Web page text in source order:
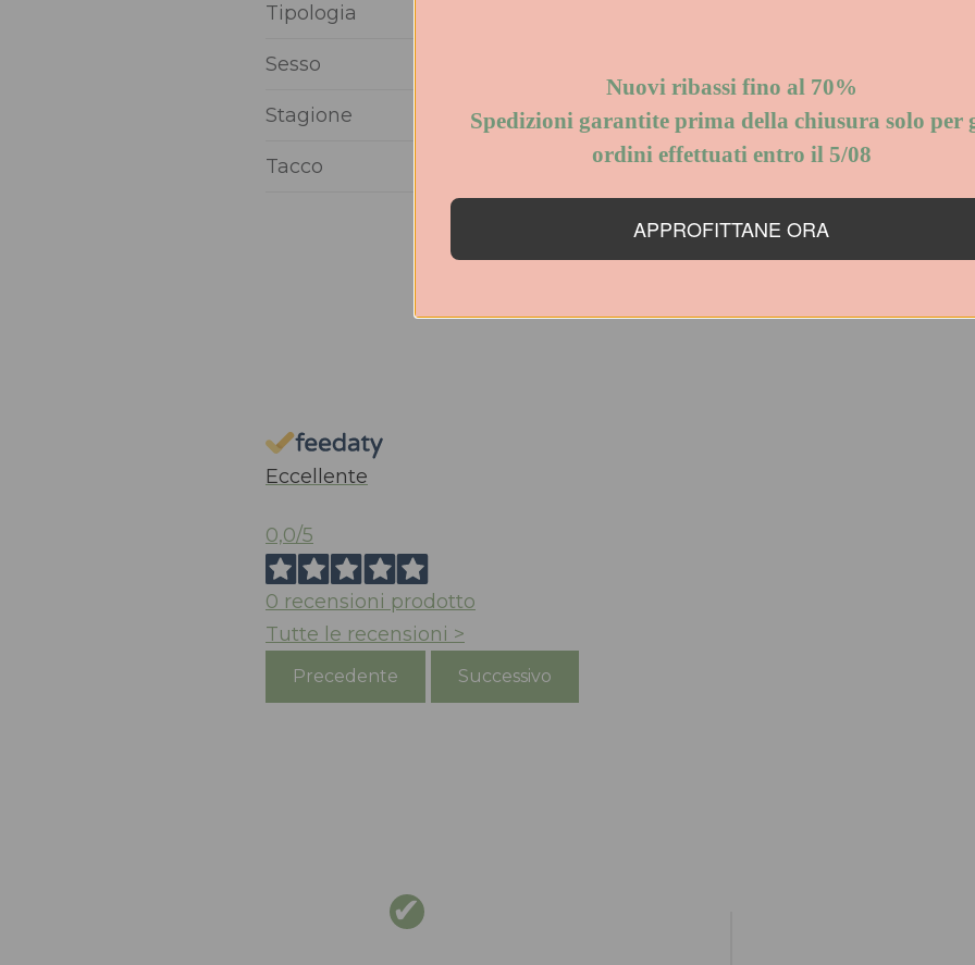
Tipologia
Sesso
Stagione PE
Tacco 4 cm
Eccellente
0,0/5
0 recensioni prodotto
Tutte le recensioni >
Precedente Successivo
Nuovi ribassi fino al 70%
Spedizioni garantite prima della chiusura solo per
ordini effettuati entro il 5/08
APPROFITTANE ORA